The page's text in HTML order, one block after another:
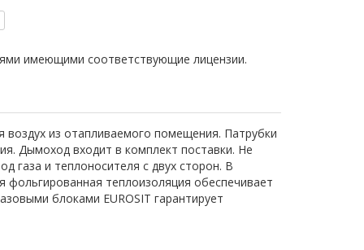
имеющими соответствующие лицензии.
воздух из отапливаемого помещения. Патрубки
Дымоход входит в комплект поставки. Не
газа и теплоносителя с двух сторон. В
теплоизоляция обеспечивает
блоками EUROSIT гарантирует